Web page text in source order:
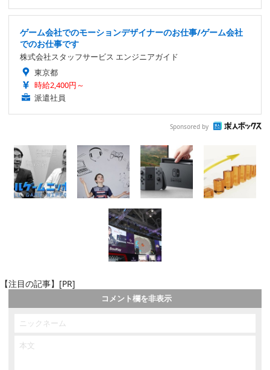
ゲーム会社でのモーションデザイナーのお仕事/ゲーム会社
でのお仕事です
株式会社スタッフサービス エンジニアガイド
東京都
時給2,400円～
派遣社員
Sponsored by
【注目の記事】[PR]
コメント欄を非表示